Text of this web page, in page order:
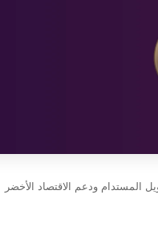
المستدام ودعم الاقتصاد الأخضر